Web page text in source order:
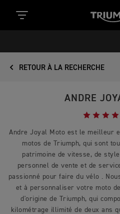
RETOUR À LA RECHERCHE
ANDRE
Andre Joyal Moto est le meilleur
motos de Triumph, qui sont
patrimoine de vitesse, de
personnel de vente et de
passionné pour faire du vélo .
et à personnaliser votre moto
d'origine de Triumph, qui
kilométrage illimité de deux ans